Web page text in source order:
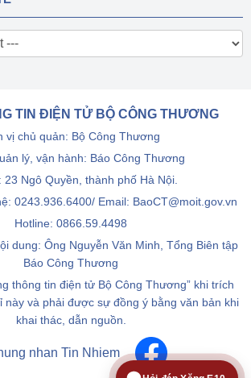
TIN ĐIỆN TỬ BỘ CÔNG THƯƠNG
vị chủ quản: Bộ Công Thương
lý, vận hành: Báo Công Thương
23 Ngô Quyền, thành phố Hà Nội.
0243.936.6400/ Email: BaoCT@moit.gov.vn
Hotline: 0866.59.4498
dung: Ông Nguyễn Văn Minh, Tổng Biên tập
Báo Công Thương
thông tin điện tử Bộ Công Thương” khi trích
này và phải được sự đồng ý bằng văn bản khi
khai thác, dẫn nguồn.